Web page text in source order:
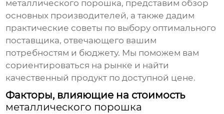
металлического порошка, представим обзор
основных производителей, а также дадим
практические советы по выбору оптимального
поставщика, отвечающего вашим
потребностям и бюджету. Мы поможем вам
сориентироваться на рынке и найти
качественный продукт по доступной цене.
Факторы, влияющие на стоимость
металлического порошка